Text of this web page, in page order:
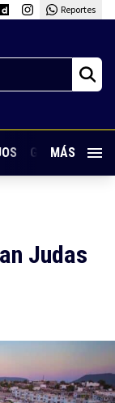
Reportes
GUARDIA
MÁS
Judas